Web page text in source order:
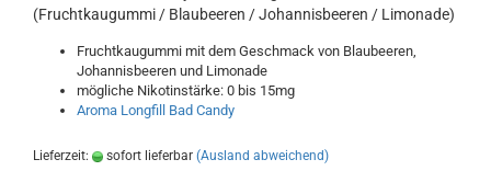
(Fruchtkaugummi / Blaubeeren / Johannisbeeren / Limonade)
Fruchtkaugummi mit dem Geschmack von Blaubeeren,
Johannisbeeren und Limonade
mögliche Nikotinstärke: 0 bis 15mg
Aroma Longfill Bad Candy
Lieferzeit: sofort lieferbar (Ausland abweichend)